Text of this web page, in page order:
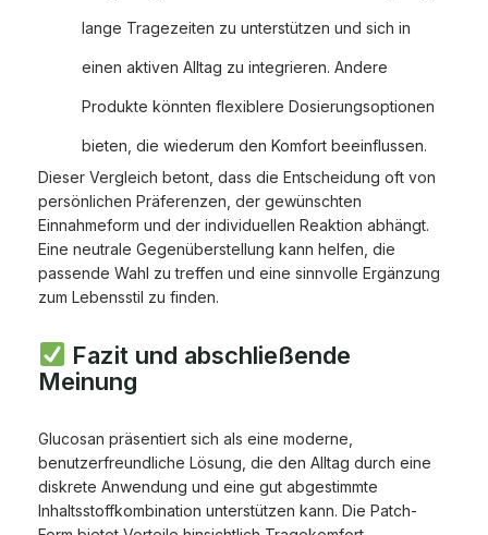
lange Tragezeiten zu unterstützen und sich in
einen aktiven Alltag zu integrieren. Andere
Produkte könnten flexiblere Dosierungsoptionen
bieten, die wiederum den Komfort beeinflussen.
Dieser Vergleich betont, dass die Entscheidung oft von
persönlichen Präferenzen, der gewünschten
Einnahmeform und der individuellen Reaktion abhängt.
Eine neutrale Gegenüberstellung kann helfen, die
passende Wahl zu treffen und eine sinnvolle Ergänzung
zum Lebensstil zu finden.
Fazit und abschließende
Meinung
Glucosan präsentiert sich als eine moderne,
benutzerfreundliche Lösung, die den Alltag durch eine
diskrete Anwendung und eine gut abgestimmte
Inhaltsstoffkombination unterstützen kann. Die Patch-